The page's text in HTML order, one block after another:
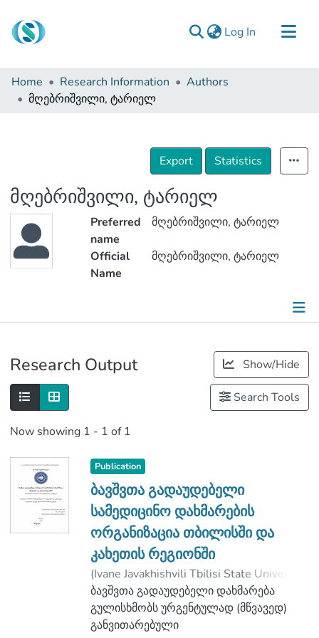
Log In (current)
Communities & Collections
Browse
Home Research Information
Authors
მღებრიშვილი, ტარიელ
Export Statistics
მღებრიშვილი, ტარიელ
Preferred
name
მღებრიშვილი, ტარიელ
Official
Name
მღებრიშვილი, ტარიელ
Research Output Show/Hide
Search Tools
Now showing 1 - 1 of 1
Publication
ბავშვთა გადაუდებელი
სამედიცინო დახმარების
ორგანიზაცია თბილისში და
კახეთის რეგიონში
(Ivane Javakhishvili Tbilisi State University
2020)მღებრიშვილი, ტარიელ
;
ყაზახაშვილი, ნატა
;
Faculty of Medicine
ბავშვთა გადაუდებელი დახმარება
გულისხმობს ურგენტულად (მწვავედ)
განვითარებული